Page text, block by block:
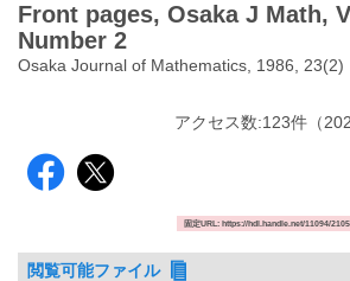
Front pages, Osaka J Math,
Number 2
Osaka Journal of Mathematics, 1986, 23(2)
アクセス数:123件 （
固定URL: https://hdl.handle.net/11094/
閲覧可能ファイル